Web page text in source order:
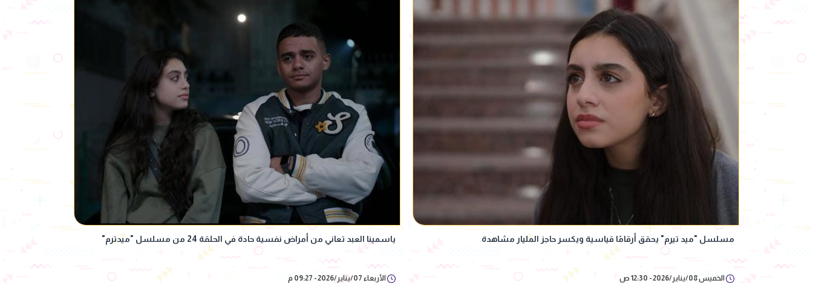
مسلسل "ميد تيرم" يحقق أرقامًا قياسية ويكسر حاجز المليار مشاهدة
الخميس 08/يناير/2026 - 12:30 ص
ياسمينا العبد تعاني من أمراض نفسية حادة في الحلقة 24 من مسلسل "ميدترم"
الأربعاء 07/يناير/2026 - 09:27 م